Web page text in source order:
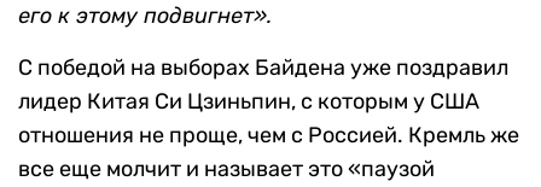
его к этому подвигнет».
С победой на выборах Байдена уже поздравил
лидер Китая Си Цзиньпин, с которым у США
отношения не проще, чем с Россией. Кремль же
все еще молчит и называет это «паузой